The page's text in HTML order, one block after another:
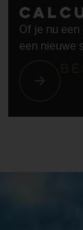
compositie.
tools en
zelfstandig,
mooiste
Of je nu
een nieuwe
afgerond, wij
rekenen.